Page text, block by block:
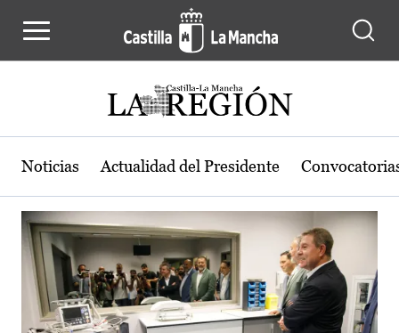
Actualidad de la región de Castilla-
Noticias Actualidad del Presidente